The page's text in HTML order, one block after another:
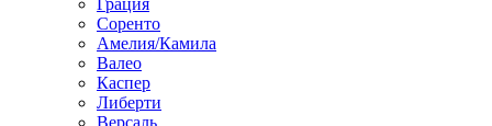
Грация
Соренто
Амелия/Камила
Валео
Каспер
Либерти
Версаль